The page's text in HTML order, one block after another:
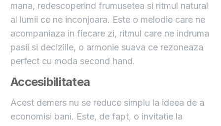
mana, redescoperind frumusetea si ritmul natural
al lumii ce ne inconjoara. Este o melodie care ne
acompaniaza in fiecare zi, ritmul care ne indruma
pasii si deciziile, o armonie suava ce rezoneaza
perfect cu moda second hand.
Accesibilitatea
Acest demers nu se reduce simplu la ideea de a
economisi bani. Este, de fapt, o invitatie la